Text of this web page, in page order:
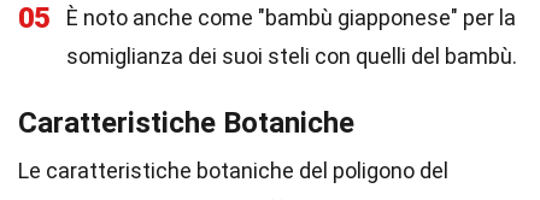
05
È noto anche come "bambù giapponese" per la
somiglianza dei suoi steli con quelli del bambù.
Caratteristiche Botaniche
Le caratteristiche botaniche del poligono del